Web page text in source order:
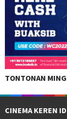
TONTONAN
CINEMA KEREN ID